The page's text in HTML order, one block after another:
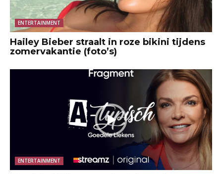
ENTERTAINMENT
Hailey Bieber straalt in roze bikini tijdens
zomervakantie (foto’s)
ENTERTAINMENT